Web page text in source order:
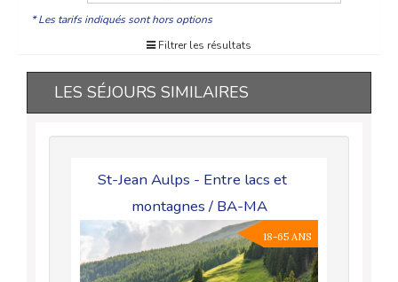
* Les tarifs indiqués sont hors options
Filtrer les résultats
LES SÉJOURS SIMILAIRES
St-Jean Aulps - Entre lacs et
montagnes / BA-MA
18-65 ANS